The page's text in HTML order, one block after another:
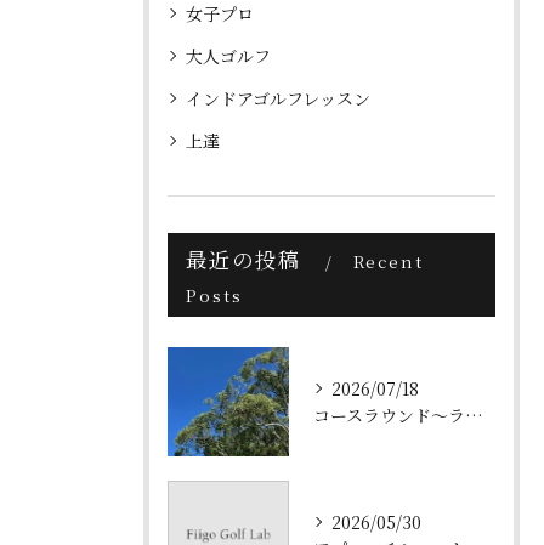
女子プロ
大人ゴルフ
インドアゴルフレッスン
上達
最近の投稿
Recent
Posts
2026/07/18
コースラウンド～ラフからのショット・クラブ選択～
2026/05/30